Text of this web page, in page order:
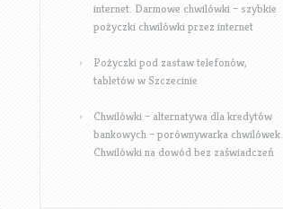
internet. Darmowe chwilówki – szybkie
pożyczki chwilówki przez internet
Pożyczki pod zastaw telefonów,
tabletów w Szczecinie
Chwilówki – alternatywa dla kredytów
bankowych – porównywarka chwilówek.
Chwilówki na dowód bez zaświadczeń